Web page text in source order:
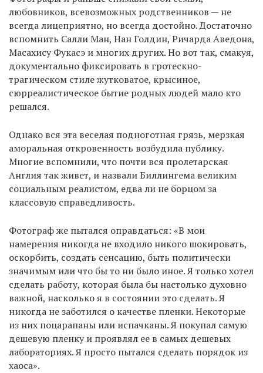
любовников, всевозможных родственников — не
всегда лицеприятно, но всегда достойно. Достаточно
вспомнить Салли Ман, Нан Голдин, Ричарда Аведона,
Масахису Фукасэ и многих других. Но вот так, смакуя,
документально фиксировать в гротескно-
трагическом стиле жутковатое, крысиное,
сюрреалистическое бытие родных людей мало кто
решался.
Однако вся эта веселая подноготная грязь, мерзкая
аморальная откровенность возбудила публику.
Многие вспомнили, что почти вся пролетарская
Англия так живет, и назвали Биллингема великим
социальным реалистом, едва ли не борцом за
классовую справедливость.
Фотограф же пытался оправдаться: «В мои
намерения никогда не входило никого шокировать,
оскорбить, создать сенсацию, быть политически
значимым или что бы то ни было иное. Я только хотел
сделать работу, которая была бы настолько духовно
важной, насколько я в состоянии это сделать. Я
никогда не заботился о качестве пленки. Некоторые
из них поцарапаны или испачканы. Я покупал самую
дешевую пленку и проявлял ее в самых дешевых
лабораториях. Я просто пытался сделать порядок из
хаоса».